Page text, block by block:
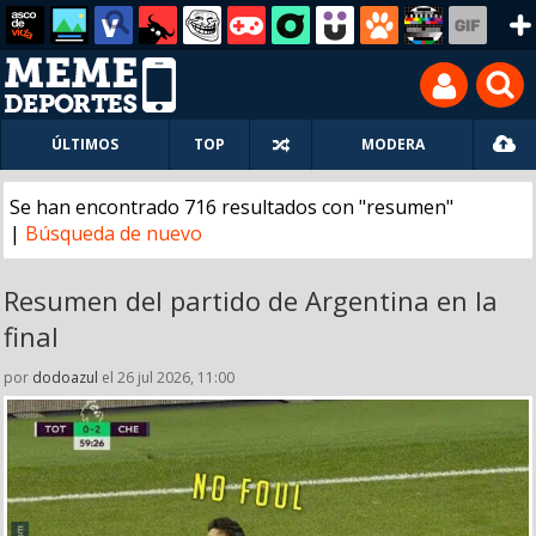
ÚLTIMOS TOP MODERA
Se han encontrado 716 resultados con "resumen"
| Búsqueda de nuevo
Resumen del partido de Argentina en la
final
por dodoazul el 26 jul 2026, 11:00